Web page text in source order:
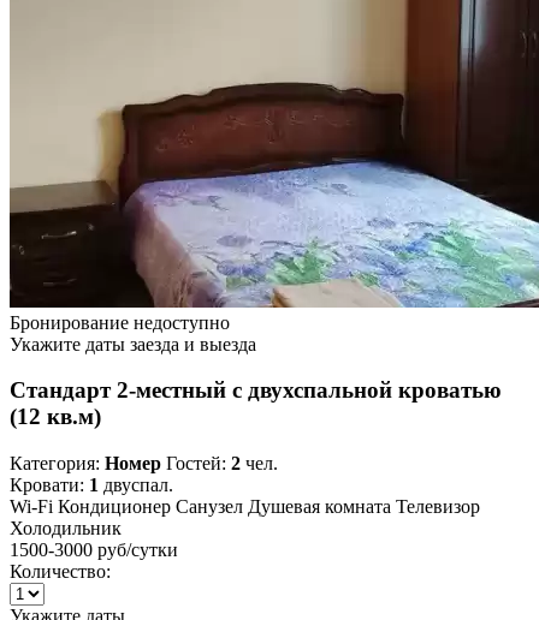
Бронирование недоступно
Укажите даты заезда и выезда
Стандарт 2-местный с двухспальной кроватью
(12 кв.м)
Категория: Номер Гостей: 2 чел.
Кровати: 1 двуспал.
Wi-Fi Кондиционер Санузел Душевая комната Телевизор
Холодильник
1500-3000 руб/сутки
Количество: